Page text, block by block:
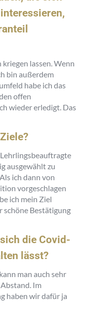
lassen. Wenn
bin außerdem
habe ich das
offen
wieder erledigt. Das
ausgewählt zu
ich dann von
vorgeschlagen
ich mein Ziel
schöne Bestätigung
die Covid-
lässt?
man auch sehr
Im
haben wir dafür ja